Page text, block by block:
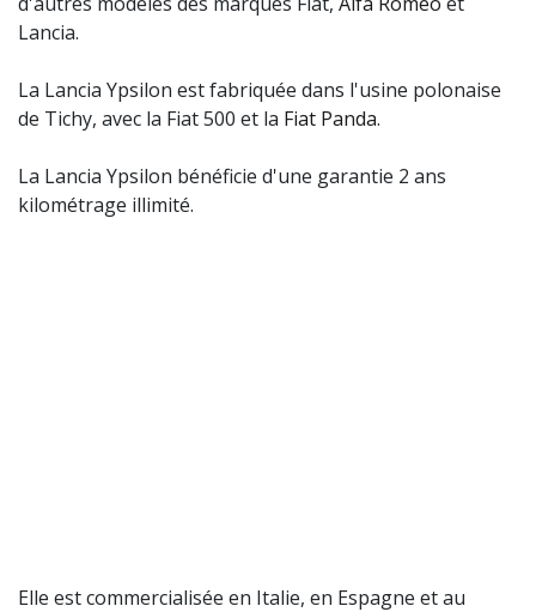
Lancia.
La Lancia Ypsilon est fabriquée dans l'usine polonaise
de Tichy, avec la Fiat 500 et la Fiat Panda.
La Lancia Ypsilon bénéficie d'une garantie 2 ans
kilométrage illimité.
Elle est commercialisée en Italie, en Espagne et au